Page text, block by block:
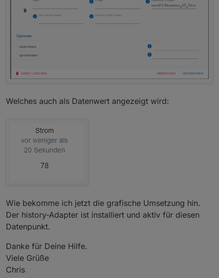
Welches auch als Datenwert angezeigt wird:
Wie bekomme ich jetzt die grafische Umsetzung hin.
Der history-Adapter ist installiert und aktiv für diesen
Datenpunkt.
Danke für Deine Hilfe.
Viele Grüße
Chris